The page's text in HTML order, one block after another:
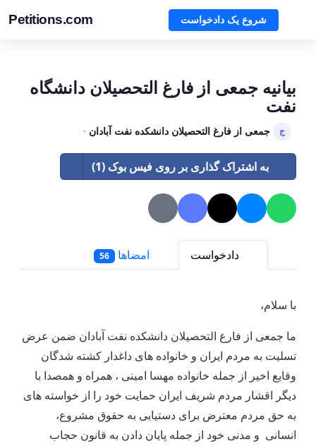
Petitions.com شروع یک دادخواست
بیانیه جمعی از فارغ التحصیلان دانشگاه
نفت
ج جمعی از فارغ التحصیلان دانشکده نفت آبادان ·
به اشتراک گذاری بر روی فیس بوک (1)
دادخواست امضاها 56
با سلام،
ما جمعی از فارغ التحصیلان دانشکده نفت آبادان ضمن عرض
تسلیت به مردم ایران و خانواده های داغدار کشته شدگان
وقایع اخیر از جمله خانواده مهسا امینی ، همراه و همصدا با
دیگر اقشار مردم شریف ایران حمایت خود را از خواسته های
به حق مردم معترض برای دستیابی به حقوق مشروع،
انسانی و مدنی خود از جمله پایان دادن به قانون حجاب